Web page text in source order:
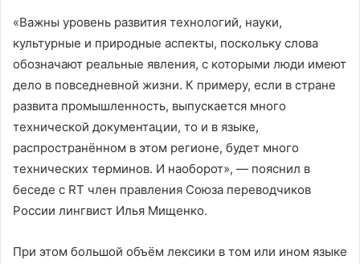
«Важны уровень развития технологий, науки,
культурные и природные аспекты, поскольку слова
обозначают реальные явления, с которыми люди имеют
дело в повседневной жизни. К примеру, если в стране
развита промышленность, выпускается много
технической документации, то и в языке,
распространённом в этом регионе, будет много
технических терминов. И наоборот», — пояснил в
беседе с RT член правления Союза переводчиков
России лингвист Илья Мищенко.
При этом большой объём лексики в том или ином языке